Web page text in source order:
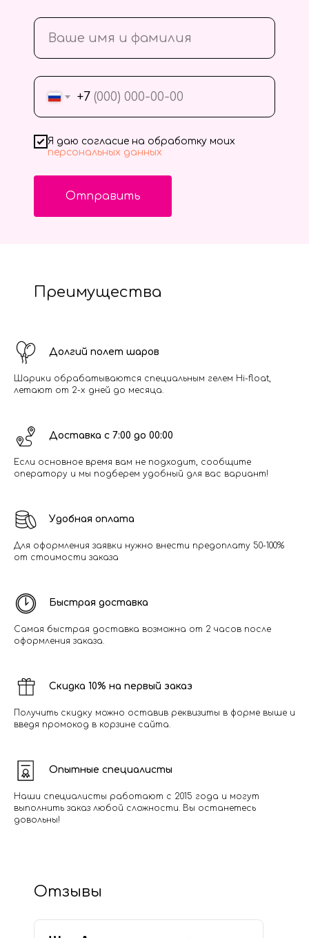
+7
Я даю согласие на обработку моих
персональных данных
Отправить
Преимущества
Долгий полет шаров
Шарики обрабатываются специальным гелем Hi-float,
летают от 2-х дней до месяца.
Доставка с 7:00 до 00:00
Если основное время вам не подходит, сообщите
оператору и мы подберем удобный для вас вариант!
Удобная оплата
Для оформления заявки нужно внести предоплату 50-100%
от стоимости заказа
Быстрая доставка
Самая быстрая доставка возможна от 2 часов после
оформления заказа.
Скидка 10% на первый заказ
Получить скидку можно оставив реквизиты в форме выше и
введя промокод в корзине сайта.
Опытные специалисты
Наши специалисты работают с 2015 года и могут
выполнить заказ любой сложности. Вы останетесь
довольны!
Отзывы